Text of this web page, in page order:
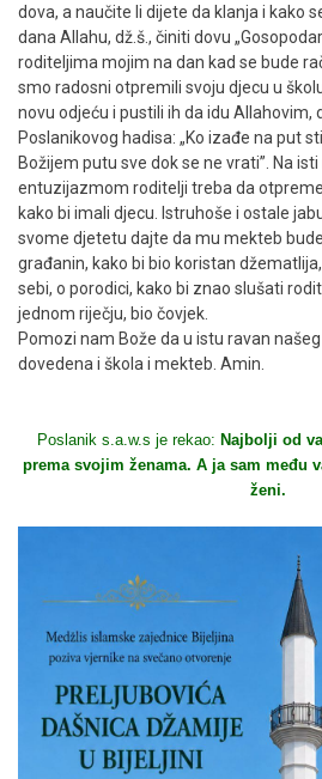
dova, a naučite li dijete da klanja i kako
dana Allahu, dž.š., činiti dovu
roditeljima mojim na dan kad se bude
smo radosni otpremili svoju djecu u
novu odjeću i pustili ih da idu Allahovim,
Poslanikovog hadisa: „Ko izađe na put
Božijem putu sve dok se ne vrati”. Na
entuzijazmom roditelji treba da
kako bi imali djecu. Istruhoše i ostale
svome djetetu dajte da mu mekteb
građanin, kako bi bio koristan
sebi, o porodici, kako bi znao slušati
jednom riječju, bio čovjek.
Pomozi nam Bože da u istu ravan
dovedena i škola i mekteb. Amin.
Poslanik s.a.w.s je rekao: Najbolji od
prema svojim ženama. A ja sam među
ženi.